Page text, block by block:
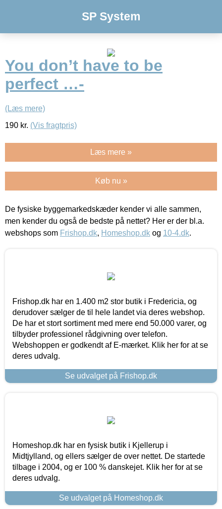
SP System
You don’t have to be
perfect …-
(Læs mere)
190 kr. (Vis fragtpris)
Læs mere »
Køb nu »
De fysiske byggemarkedskæder kender vi alle sammen,
men kender du også de bedste på nettet? Her er der bl.a.
webshops som Frishop.dk, Homeshop.dk og 10-4.dk.
Frishop.dk har en 1.400 m2 stor butik i Fredericia, og
derudover sælger de til hele landet via deres webshop.
De har et stort sortiment med mere end 50.000 varer, og
tilbyder professionel rådgivning over telefon.
Webshoppen er godkendt af E-mærket. Klik her for at se
deres udvalg.
Se udvalget på Frishop.dk
Homeshop.dk har en fysisk butik i Kjellerup i
Midtjylland, og ellers sælger de over nettet. De startede
tilbage i 2004, og er 100 % danskejet. Klik her for at se
deres udvalg.
Se udvalget på Homeshop.dk